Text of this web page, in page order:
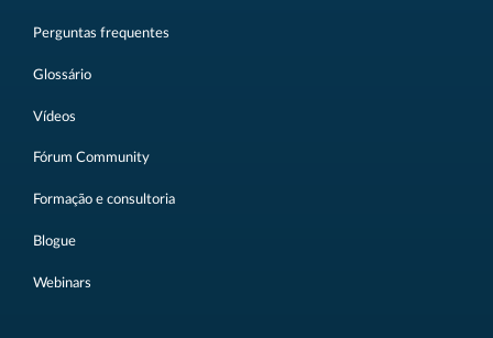
Perguntas frequentes
Glossário
Vídeos
Fórum Community
Formação e consultoria
Blogue
Webinars